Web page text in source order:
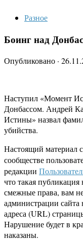
Разное
Боинг над
Опубликовано ·
Наступил «Момент
Донбассом. Андрей
Истины» назвал
убийства.
Настоящий материал
сообществе
редакции
что такая
смежные права, вам
администрации
адреса (URL)
Нарушение будет в
наказаны.